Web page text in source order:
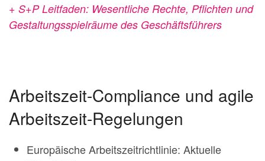
+ S+P Leitfaden: Wesentliche Rechte, Pflichten und
Gestaltungsspielräume des Geschäftsführers
Arbeitszeit-Compliance und agile
Arbeitszeit-Regelungen
Europäische Arbeitszeitrichtlinie: Aktuelle